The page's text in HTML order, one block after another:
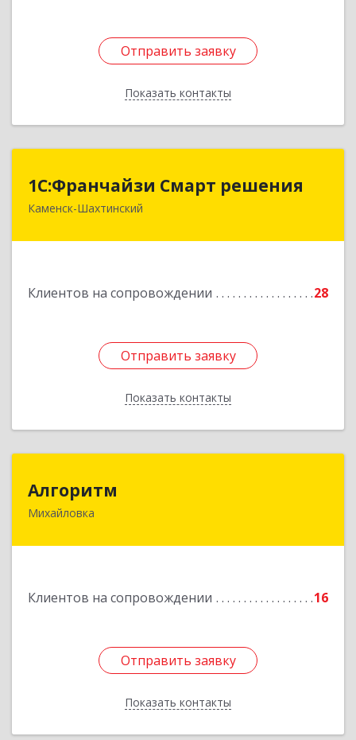
Отправить заявку
Показать контакты
Отправить заявку
Назад
1С:Франчайзи Смарт решения
Каменск-Шахтинский
Клиентов на сопровождении 28
Отправить заявку
Показать контакты
1С:Франчайзи Смарт решения
347800, Ростовская обл, Каменск-Шахтинский г,
Отправить заявку
Назад
Алгоритм
Михайловка
Клиентов на сопровождении 16
Отправить заявку
Показать контакты
Отправить заявку
Назад